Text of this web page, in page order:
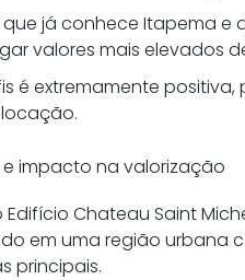
já conhece Itapema e
valores mais elevados
é extremamente
impacto na valorização
Edifício Chateau Saint
em uma região urbana
principais.